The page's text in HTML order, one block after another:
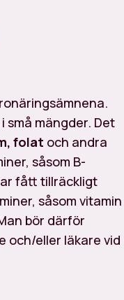
små mängder. Det
folat och andra
såsom B-
fått tillräckligt
såsom vitamin
bör därför
och/eller läkare vid